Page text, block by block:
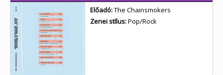
Előadó:The Chainsmokers
Zenei stílus:Pop/Rock